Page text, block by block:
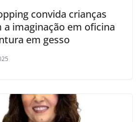
convida crianças
imaginação em oficina
em gesso